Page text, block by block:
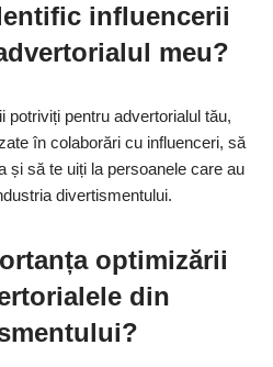
influencerii
meu?
potriviți pentru advertorialul tău,
în colaborări cu influenceri, să
și să te uiți la persoanele care au
divertismentului.
optimizării
din